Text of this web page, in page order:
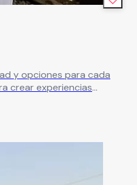
y opciones para cada